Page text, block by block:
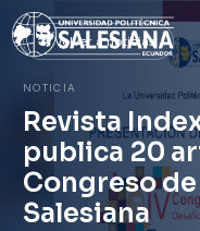
Volver a noticias
NOTICIA
Revista
publica 20
Congreso
Salesiana